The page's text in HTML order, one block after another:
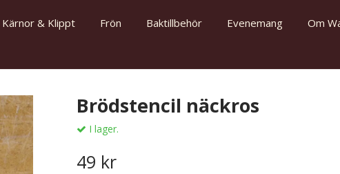
Brödstencil näckros
I lager.
49 kr
Kärnor & Klippt Frön Baktillbehör Evenemang Om